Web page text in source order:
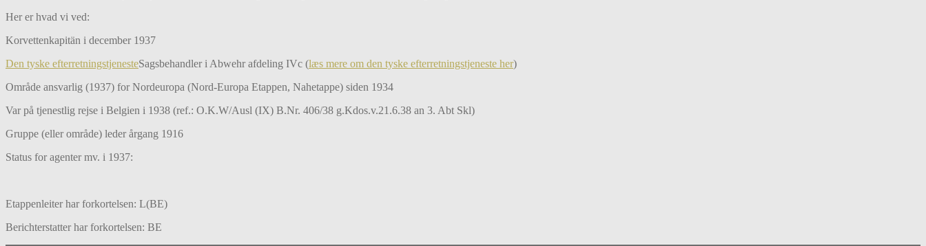
Her er hvad vi ved:
Korvettenkapitän i december 1937
Den tyske efterretningstjenesteSagsbehandler i Abwehr afdeling IVc (læs mere om den tyske efterretningstjeneste her)
Område ansvarlig (1937) for Nordeuropa (Nord-Europa Etappen, Nahetappe) siden 1934
Var på tjenestlig rejse i Belgien i 1938 (ref.: O.K.W/Ausl (IX) B.Nr. 406/38 g.Kdos.v.21.6.38 an 3. Abt Skl)
Gruppe (eller område) leder årgang 1916
Status for agenter mv. i 1937:
Etappenleiter har forkortelsen: L(BE)
Berichterstatter har forkortelsen: BE